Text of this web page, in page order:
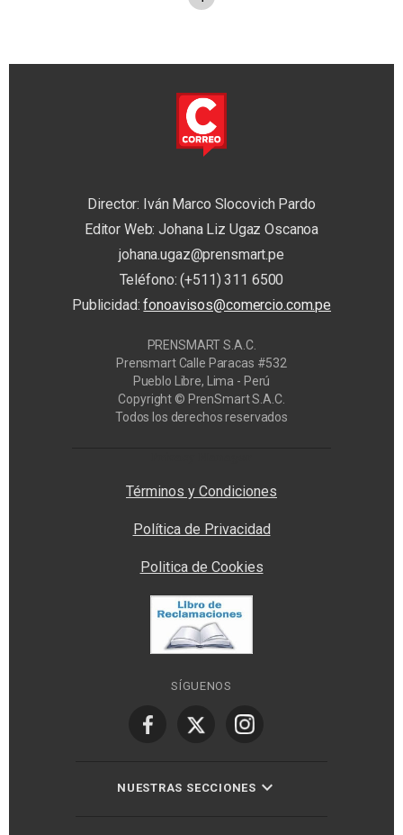
Director: Iván Marco Slocovich Pardo
Editor Web: Johana Liz Ugaz Oscanoa
johana.ugaz@prensmart.pe
Teléfono: (+511) 311 6500
Publicidad:fonoavisos@comercio.com.pe
PRENSMART S.A.C.
Prensmart Calle Paracas #532
Pueblo Libre, Lima - Perú
Copyright © PrenSmart S.A.C.
Todos los derechos reservados
Términos y Condiciones
Política de Privacidad
Politica de Cookies
SÍGUENOS
NUESTRAS SECCIONES